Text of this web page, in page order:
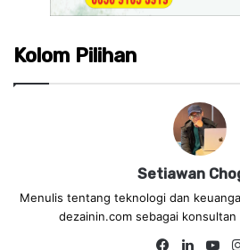
Kolom Pilihan
Setiawan
Menulis tentang teknologi dan
dezainin.com sebagai
Fa Lin